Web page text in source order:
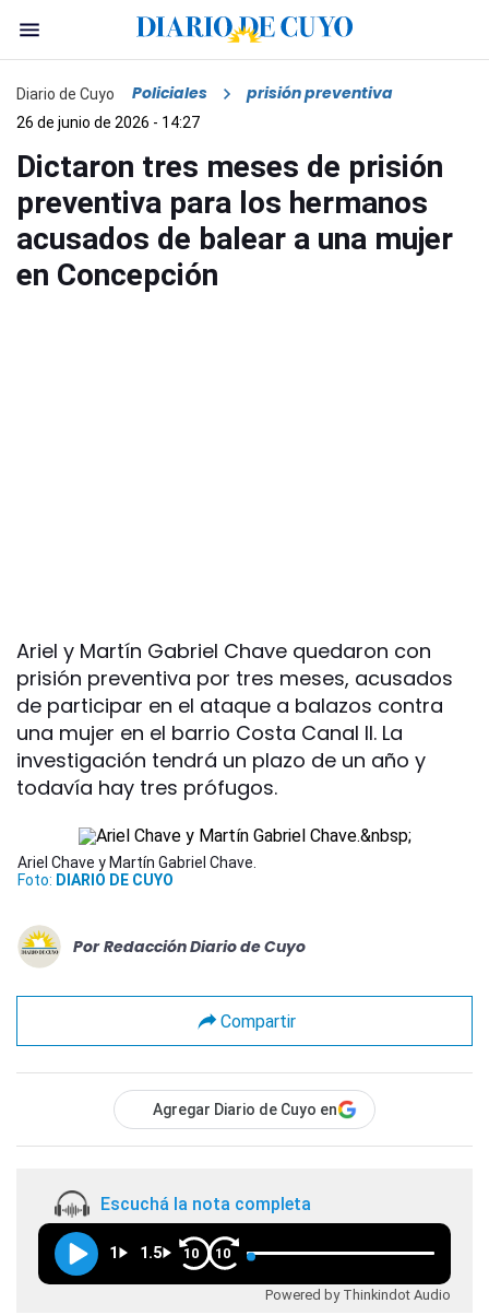
Diario de Cuyo Policiales prisión preventiva
26 de junio de 2026 - 14:27
Dictaron tres meses de prisión
preventiva para los hermanos
acusados de balear a una mujer
en Concepción
Ariel y Martín Gabriel Chave quedaron con
prisión preventiva por tres meses, acusados
de participar en el ataque a balazos contra
una mujer en el barrio Costa Canal II. La
investigación tendrá un plazo de un año y
todavía hay tres prófugos.
Ariel Chave y Martín Gabriel Chave.
Foto: DIARIO DE CUYO
Por Redacción Diario de Cuyo
Compartir
Agregar Diario de Cuyo en
Escuchá la nota completa
1 1.5 10 10
Powered by Thinkindot Audio